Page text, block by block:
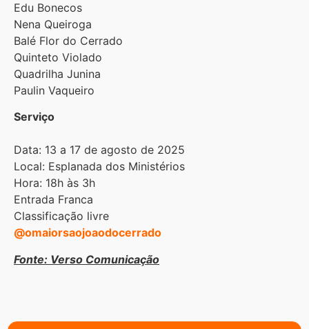
Edu Bonecos
Nena Queiroga
Balé Flor do Cerrado
Quinteto Violado
Quadrilha Junina
Paulin Vaqueiro
Serviço
Data: 13 a 17 de agosto de 2025
Local: Esplanada dos Ministérios
Hora: 18h às 3h
Entrada Franca
Classificação livre
@omaiorsaojoaodocerrado
Fonte: Verso Comunicação